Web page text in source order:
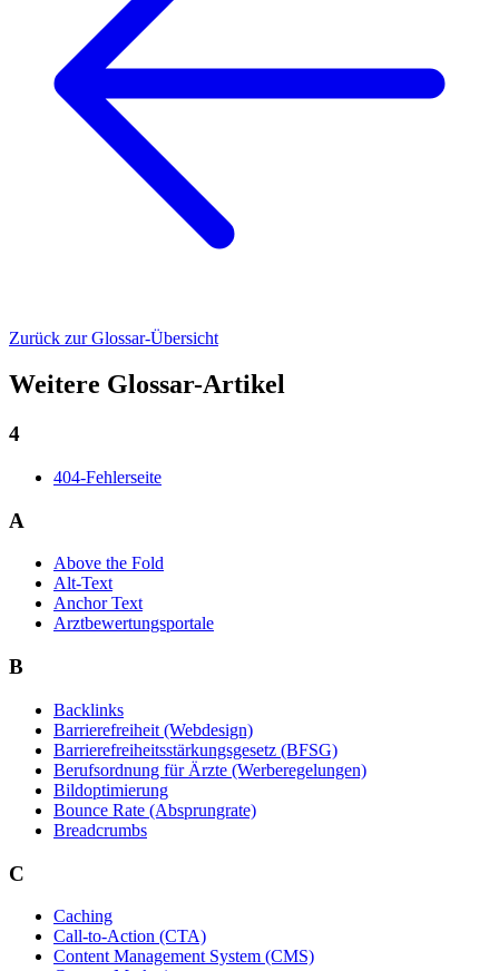
Zurück zur Glossar-Übersicht
Weitere Glossar-Artikel
4
404-Fehlerseite
A
Above the Fold
Alt-Text
Anchor Text
Arztbewertungsportale
B
Backlinks
Barrierefreiheit (Webdesign)
Barrierefreiheitsstärkungsgesetz (BFSG)
Berufsordnung für Ärzte (Werberegelungen)
Bildoptimierung
Bounce Rate (Absprungrate)
Breadcrumbs
C
Caching
Call-to-Action (CTA)
Content Management System (CMS)